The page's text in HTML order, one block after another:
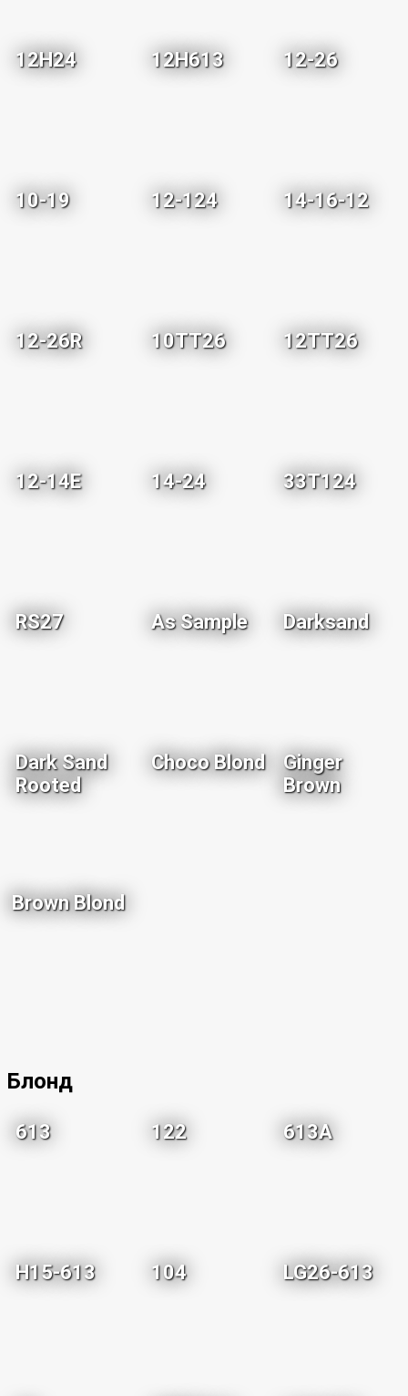
12H24 12H613 12-26
10-19 12-124 14-16-12
12-26R 10TT26 12TT26
12-14E 14-24 33T124
RS27 As Sample Darksand
Dark Sand
Rooted
Choco Blond
Ginger
Brown
Brown Blond
Блонд
613 122 613A
H15-613 104 LG26-613